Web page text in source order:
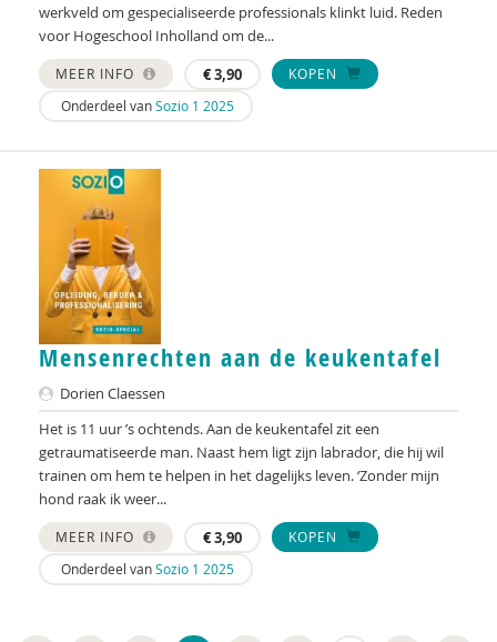
Cuna Dijkstra
Pieternel Dijkstra
Sietske Dijkstra
Sietske Dijkstra, Hameeda Lakho en Kirsten
Regtop
Stef Dingemans
Marjolijn Distelbrink
Jerôme van Dongen
Andrea Donker
Peter Paul Doodkorte
Lia van Doorn
Jeannette Doornenbal
Jolanda Douma
Hanske Douwenga
werkveld om gespecialiseerde professionals klinkt luid. Reden
voor Hogeschool Inholland om de...
MEER INFO €3,90
KOPEN
Onderdeel vanSozio 1 2025
Mensenrechten aan de keukentafel
Dorien Claessen
Het is 11 uur ’s ochtends. Aan de keukentafel zit een
getraumatiseerde man. Naast hem ligt zijn labrador, die hij wil
trainen om hem te helpen in het dagelijks leven. ‘Zonder mijn
hond raak ik weer...
MEER INFO €3,90
KOPEN
Onderdeel vanSozio 1 2025